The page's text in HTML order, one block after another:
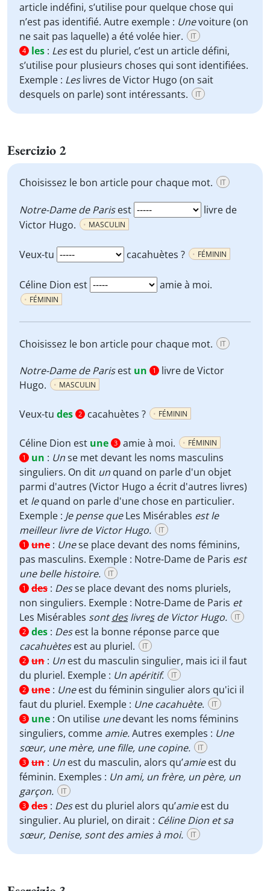
article indéfini, s’utilise pour quelque chose qui
n’est pas identifié. Autre exemple : Unevoiture (on
ne sait pas laquelle) a été volée hier.
IT
4 les : Lesest du pluriel, c’est un article défini,
s’utilise pour plusieurs choses qui sont identifiées.
Exemple : Leslivres de Victor Hugo (on sait
desquels on parle) sont intéressants.
IT
Esercizio 2
Choisissez le bon article pour chaque mot. IT
Notre-Dame de Parisest
livre de
Victor Hugo.
MASCULIN
Veux-tu cacahuètes ? FÉMININ
Céline Dion est amie à moi.
FÉMININ
Choisissez le bon article pour chaque mot. IT
Notre-Dame de Parisest un 1
livre de Victor
Hugo.
MASCULIN
Veux-tu des 2 cacahuètes ? FÉMININ
Céline Dion est une 3 amie à moi. FÉMININ
1 un : Unse met devant les noms masculins
singuliers. On dit un quand on parle d'un objet
parmi d'autres (Victor Hugo a écrit d'autres livres)
et lequand on parle d'une chose en particulier.
Exemple : Je pense queLes Misérables est le
meilleur livre de Victor Hugo.
IT
1 une : Unese place devant des noms féminins,
pas masculins. Exemple : Notre-Dame de Paris est
une belle histoire.
IT
1 des : Desse place devant des noms pluriels,
non singuliers. Exemple : Notre-Dame de Paris et
Les Misérables sontdeslivresde Victor Hugo. IT
2 des : Desest la bonne réponse parce que
cacahuètesest au pluriel. IT
2 un : Un est du masculin singulier, mais ici il faut
du pluriel. Exemple : Un apéritif. IT
2 une : Uneest du féminin singulier alors qu'ici il
faut du pluriel. Exemple : Une cacahuète. IT
3 une : On utilise unedevant les noms féminins
singuliers, comme amie.Autres exemples : Une
sœur, une mère, une fille, une copine.
IT
3 un : Un est du masculin, alors qu’amieest du
féminin. Exemples : Un ami, un frère, un père, un
garçon.
IT
3 des : Desest du pluriel alors qu’amieest du
singulier. Au pluriel, on dirait : Céline Dion et sa
sœur, Denise, sont des amies à moi.
IT